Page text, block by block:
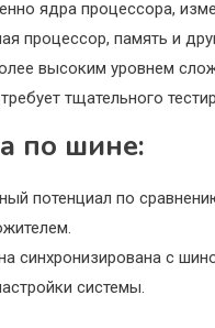
ядра процессора,
процессор, память и
высоким уровнем
тщательного
по шине:
потенциал по
синхронизирована с
системы.